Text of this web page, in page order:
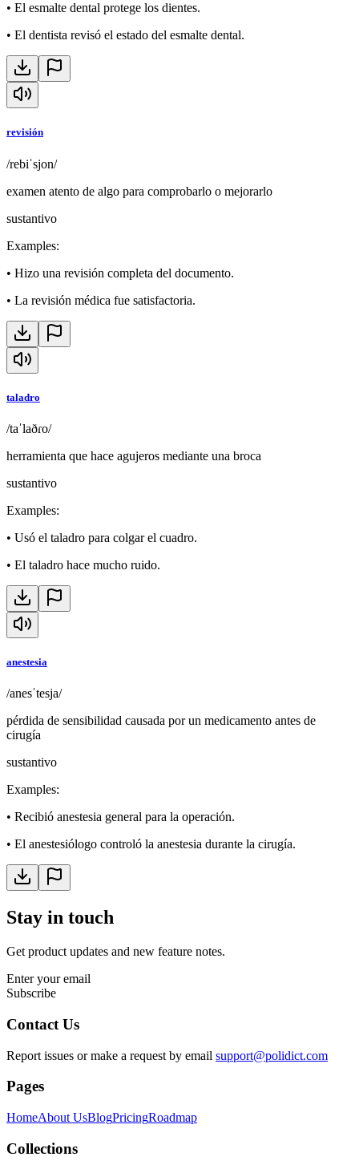
• El esmalte dental protege los dientes.
• El dentista revisó el estado del esmalte dental.
revisión
/rebiˈsjon/
examen atento de algo para comprobarlo o mejorarlo
sustantivo
Examples:
• Hizo una revisión completa del documento.
• La revisión médica fue satisfactoria.
taladro
/taˈlaðɾo/
herramienta que hace agujeros mediante una broca
sustantivo
Examples:
• Usó el taladro para colgar el cuadro.
• El taladro hace mucho ruido.
anestesia
/anesˈtesja/
pérdida de sensibilidad causada por un medicamento antes de
cirugía
sustantivo
Examples:
• Recibió anestesia general para la operación.
• El anestesiólogo controló la anestesia durante la cirugía.
Stay in touch
Get product updates and new feature notes.
Enter your email
Subscribe
Contact Us
Report issues or make a request by email support@polidict.com
Pages
HomeAbout UsBlogPricingRoadmap
Collections